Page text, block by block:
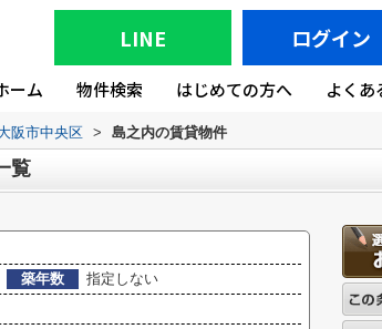
LINE ログイン
ーム 物件検索 はじめての方へ よくあ
阪市中央区 > 島之内の賃貸物件
覧
築年数
指定しない